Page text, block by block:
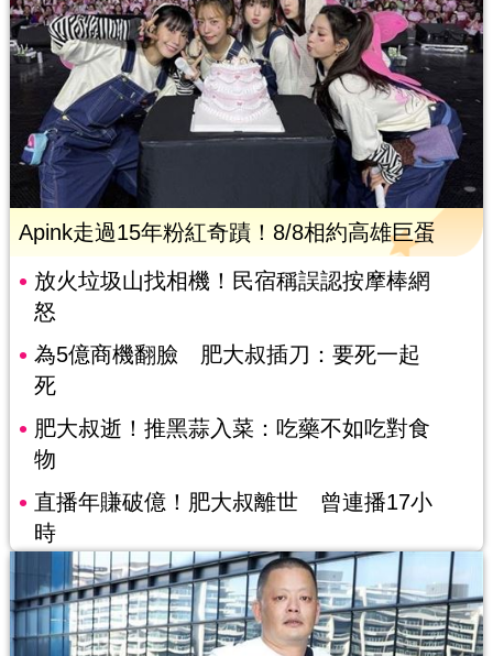
Apink走過15年粉紅奇蹟！8/8相約高雄巨蛋
放火垃圾山找相機！民宿稱誤認按摩棒網
怒
為5億商機翻臉 肥大叔插刀：要死一起
死
肥大叔逝！推黑蒜入菜：吃藥不如吃對食
物
直播年賺破億！肥大叔離世 曾連播17小
時